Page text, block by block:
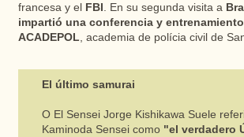
francesa y el
FBI . En su segunda visita a
impartió una conferencia y
ACADEPOL, academia de polícia civil de
El último samurai
O El Sensei Jorge Kishikawa Suele
Kaminoda Sensei como "el verdadero